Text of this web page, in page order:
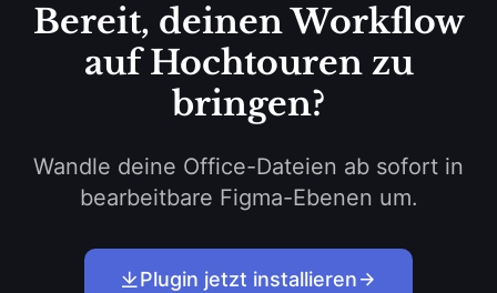
Bereit, deinen Workflow
auf Hochtouren zu
bringen?
Wandle deine Office-Dateien ab sofort in
bearbeitbare Figma-Ebenen um.
Plugin jetzt installieren